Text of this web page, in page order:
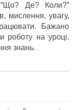
“Що? Де? Коли?”
мислення, увагу,
Бажано
роботу на уроці.
знань.